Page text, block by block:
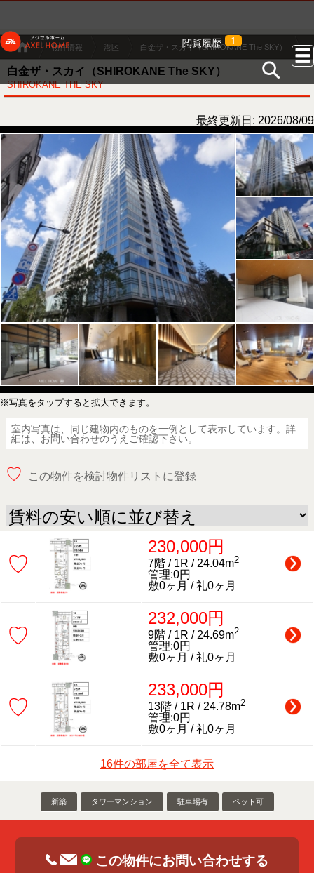
閲覧履歴 1
物件情報 港区 白金ザ・スカイ（SHIROKANE The SKY）
白金ザ・スカイ（SHIROKANE The SKY）
SHIROKANE THE SKY
最終更新日: 2026/08/09
※写真をタップすると拡大できます。
室内写真は、同じ建物内のものを一例として表示しています。詳
細は、お問い合わせのうえご確認下さい。
♡ この物件を検討物件リストに登録
♡
230,000円
7階 / 1R / 24.04m2
管理:0円
敷0ヶ月 / 礼0ヶ月
♡
232,000円
9階 / 1R / 24.69m2
管理:0円
敷0ヶ月 / 礼0ヶ月
♡
233,000円
13階 / 1R / 24.78m2
管理:0円
敷0ヶ月 / 礼0ヶ月
16件の部屋を全て表示
新築 タワーマンション 駐車場有 ペット可
この物件にお問い合わせする